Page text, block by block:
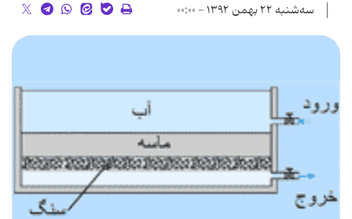
سه‌شنبه ۲۲ بهمن ۱۳۹۲ - ۰۰:۰۰